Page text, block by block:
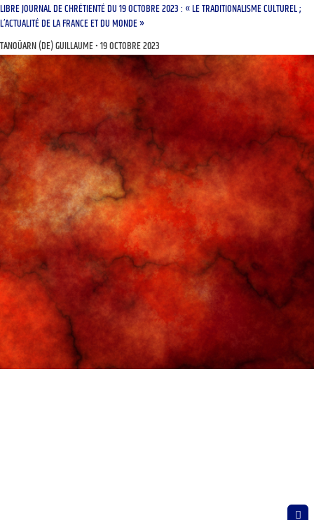
LIBRE JOURNAL DE CHRÉTIENTÉ DU 19 OCTOBRE 2023 : « LE TRADITIONALISME CULTUREL ;
L’ACTUALITÉ DE LA FRANCE ET DU MONDE »
TANOÜARN (DE) GUILLAUME 19 OCTOBRE 2023